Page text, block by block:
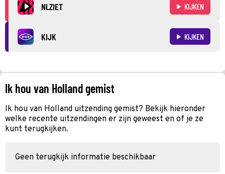
NLZIET KIJKEN
KIJK KIJKEN
Ik hou van Holland gemist
Ik hou van Holland uitzending gemist? Bekijk hieronder
welke recente uitzendingen er zijn geweest en of je ze
kunt terugkijken.
Geen terugkijk informatie beschikbaar